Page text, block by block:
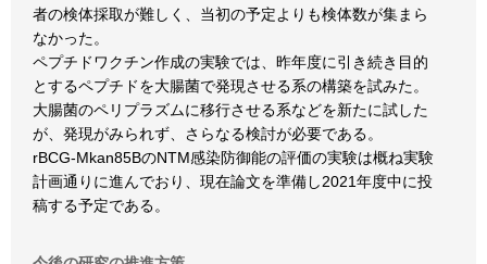
者の検体採取が難しく、当初の予定よりも検体数が集まら
なかった。
ペプチドワクチン作成の実験では、昨年度に引き続き目的
とするペプチドを大腸菌で発現させる系の構築を試みた。
大腸菌のペリプラズムに移行させる系などを新たに試した
が、発現がみられず、さらなる検討が必要である。
rBCG-Mkan85BのNTM感染防御能の評価の実験は概ね実験
計画通りに進んでおり、現在論文を準備し2021年度中に投
稿する予定である。